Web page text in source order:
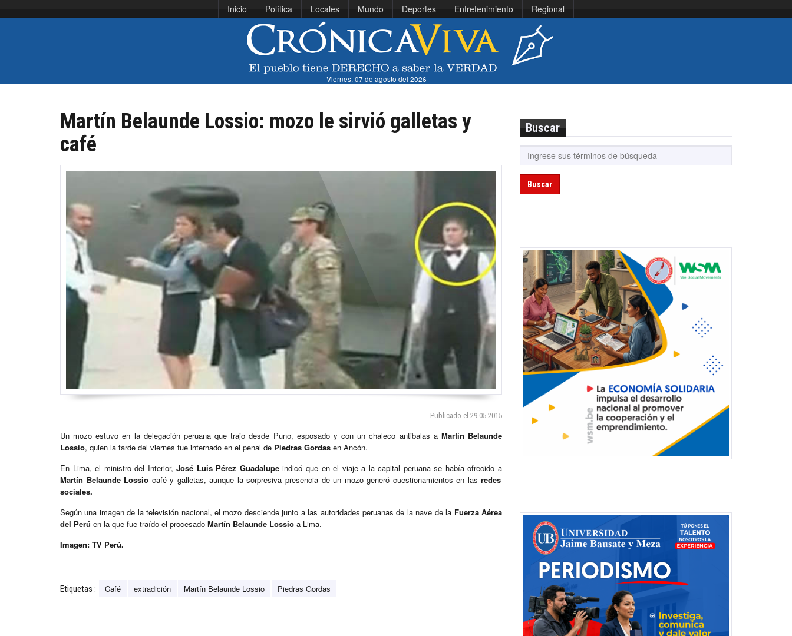
Inicio Política Locales Mundo Deportes Entretenimiento Regional
Viernes, 07 de agosto del 2026
Martín Belaunde Lossio: mozo le sirvió galletas y
café
Publicado el 29-05-2015
Un mozo estuvo en la delegación peruana que trajo desde Puno, esposado y con un chaleco antibalas a Martín Belaunde
Lossio, quien la tarde del viernes fue internado en el penal de Piedras Gordas en Ancón.
En Lima, el ministro del Interior, José Luis Pérez Guadalupeindicó que en el viaje a la capital peruana se había ofrecido a
Martín Belaunde Lossio café y galletas, aunque la sorpresiva presencia de un mozo generó cuestionamientos en lasredes
sociales.
Según una imagen de la televisión nacional, el mozo desciende junto a las autoridades peruanas de la nave de la Fuerza Aérea
del Perú en la que fue traído el procesado Martín Belaunde Lossio a Lima.
Imagen: TV Perú.
Etiquetas : Café extradición Martín Belaunde Lossio Piedras Gordas
Buscar
Buscar